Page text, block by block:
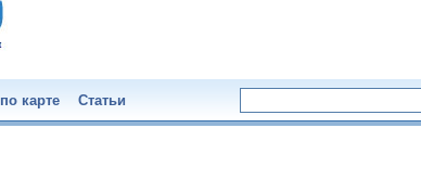
карте Статьи